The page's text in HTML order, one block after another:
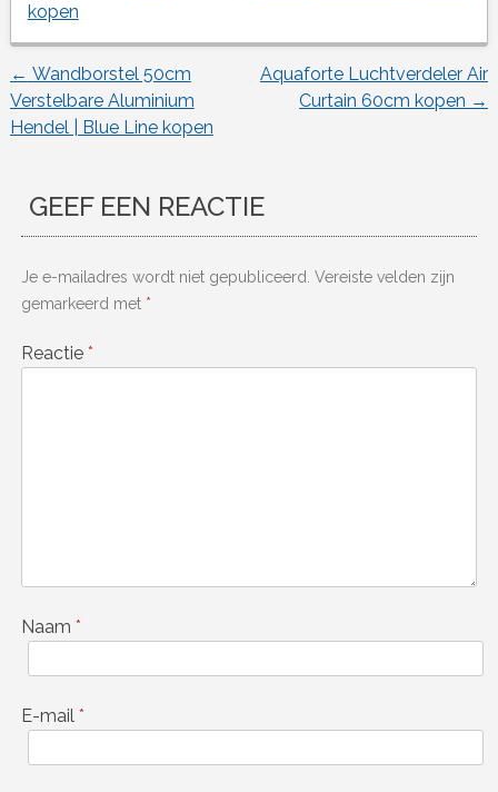
kopen
Berichtnavigatie
← Wandborstel 50cm
Verstelbare Aluminium
Hendel | Blue Line kopen
Aquaforte Luchtverdeler Air
Curtain 60cm kopen →
GEEF EEN REACTIE
Je e-mailadres wordt niet gepubliceerd. Vereiste velden zijn
gemarkeerd met *
Reactie *
Naam *
E-mail *